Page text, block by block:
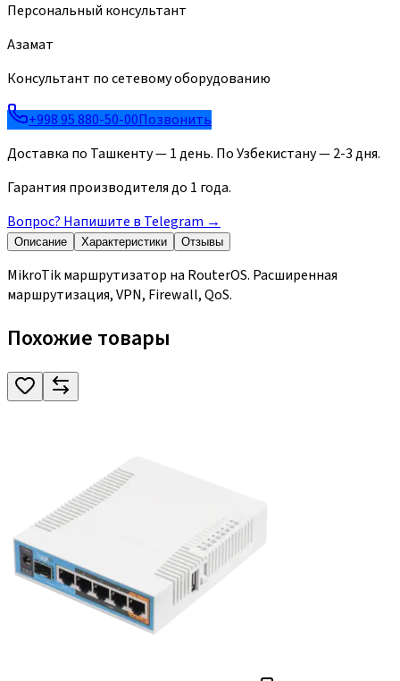
Персональный консультант
Азамат
Консультант по сетевому оборудованию
+998 95 880-50-00Позвонить
Доставка по Ташкенту — 1 день. По Узбекистану — 2-3 дня.
Гарантия производителя до 1 года.
Вопрос? Напишите в Telegram →
Описание Характеристики Отзывы
MikroTik маршрутизатор на RouterOS. Расширенная
маршрутизация, VPN, Firewall, QoS.
Похожие товары